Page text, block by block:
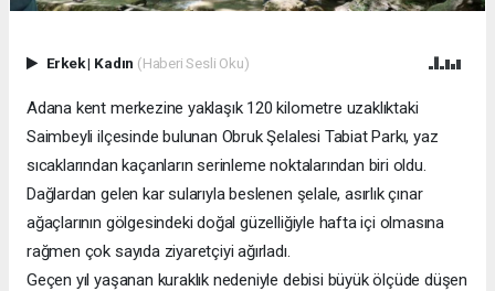
Erkek| Kadın (Haberi Sesli Oku)
Adana kent merkezine yaklaşık 120 kilometre uzaklıktaki
Saimbeyli ilçesinde bulunan Obruk Şelalesi Tabiat Parkı, yaz
sıcaklarından kaçanların serinleme noktalarından biri oldu.
Dağlardan gelen kar sularıyla beslenen şelale, asırlık çınar
ağaçlarının gölgesindeki doğal güzelliğiyle hafta içi olmasına
rağmen çok sayıda ziyaretçiyi ağırladı.
Geçen yıl yaşanan kuraklık nedeniyle debisi büyük ölçüde düşen